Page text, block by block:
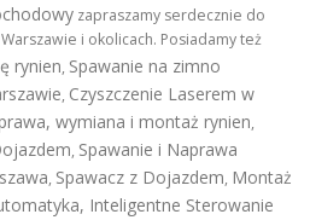
zapraszamy serdecznie do
i okolicach. Posiadamy też
rynien, Spawanie na zimno
, Czyszczenie Laserem w
wymiana i montaż rynien,
, Spawanie i Naprawa
, Spawacz z Dojazdem, Montaż
Inteligentne Sterowanie